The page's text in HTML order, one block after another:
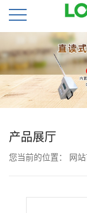
公
司
首
页
公
产品展厅
您当前的位置： 网